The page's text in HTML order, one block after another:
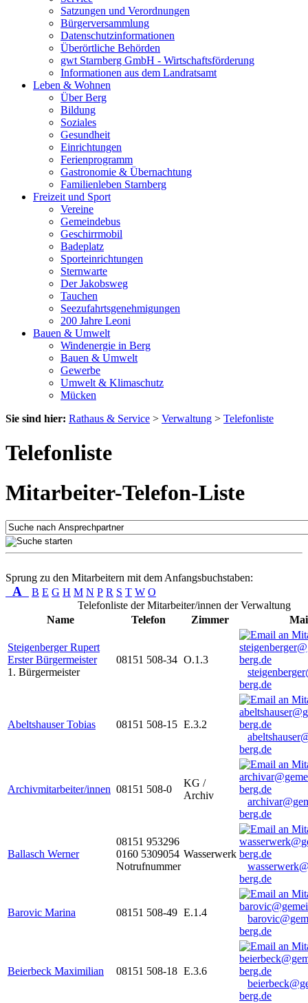
Satzungen und Verordnungen
Bürgerversammlung
Datenschutzinformationen
Überörtliche Behörden
gwt Starnberg GmbH - Wirtschaftsförderung
Informationen aus dem Landratsamt
Leben & Wohnen
Über Berg
Bildung
Soziales
Gesundheit
Einrichtungen
Ferienprogramm
Gastronomie & Übernachtung
Familienleben Starnberg
Freizeit und Sport
Vereine
Gemeindebus
Geschirrmobil
Badeplatz
Sporteinrichtungen
Sternwarte
Der Jakobsweg
Tauchen
Seezufahrtsgenehmigungen
200 Jahre Leoni
Bauen & Umwelt
Windenergie in Berg
Bauen & Umwelt
Gewerbe
Umwelt & Klimaschutz
Mücken
Sie sind hier: Rathaus & Service > Verwaltung > Telefonliste
Telefonliste
Mitarbeiter-Telefon-Liste
Sprung zu den Mitarbeitern mit dem Anfangsbuchstaben:
A B E G H M N P R S T W O
Telefonliste der Mitarbeiter/innen der Verwaltung
Name
Telefon Zimmer
Steigenberger Rupert
Erster Bürgermeister
1. Bürgermeister
08151 508-34 O.1.3
berg.de
Abeltshauser Tobias 08151 508-15 E.3.2
berg.de
Archivmitarbeiter/innen 08151 508-0
KG /
Archiv
berg.de
Ballasch Werner
08151 953296
0160 5309054
Notrufnummer
Wasserwerk
berg.de
Barovic Marina 08151 508-49 E.1.4
berg.de
Beierbeck Maximilian 08151 508-18 E.3.6
berg.de